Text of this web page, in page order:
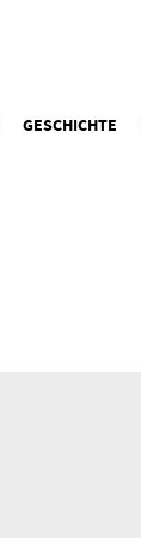
GESCHICHTE